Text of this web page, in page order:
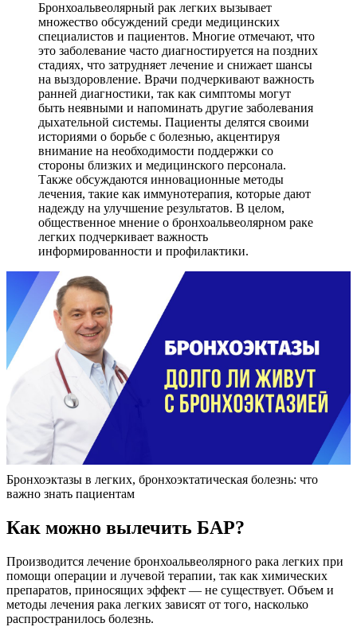
Бронхоальвеолярный рак легких вызывает
множество обсуждений среди медицинских
специалистов и пациентов. Многие отмечают, что
это заболевание часто диагностируется на поздних
стадиях, что затрудняет лечение и снижает шансы
на выздоровление. Врачи подчеркивают важность
ранней диагностики, так как симптомы могут
быть неявными и напоминать другие заболевания
дыхательной системы. Пациенты делятся своими
историями о борьбе с болезнью, акцентируя
внимание на необходимости поддержки со
стороны близких и медицинского персонала.
Также обсуждаются инновационные методы
лечения, такие как иммунотерапия, которые дают
надежду на улучшение результатов. В целом,
общественное мнение о бронхоальвеолярном раке
легких подчеркивает важность
информированности и профилактики.
Бронхоэктазы в легких, бронхоэктатическая болезнь: что
важно знать пациентам
Как можно вылечить БАР?
Производится лечение бронхоальвеолярного рака легких при
помощи операции и лучевой терапии, так как химических
препаратов, приносящих эффект — не существует. Объем и
методы лечения рака легких зависят от того, насколько
распространилось болезнь.